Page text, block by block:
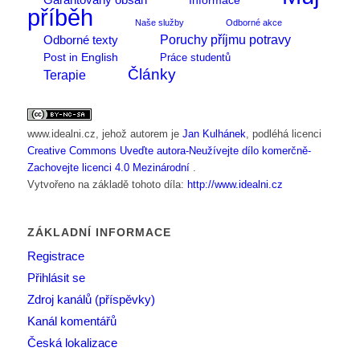
příběh
Naše služby Odborné akce
Odborné texty Poruchy příjmu potravy
Post in English Práce studentů
Terapie Články
www.idealni.cz , jehož autorem je Jan Kulhánek , podléhá licenci
Creative Commons Uveďte autora-Neužívejte dílo komerčně-
Zachovejte licenci 4.0 Mezinárodní
Vytvořeno na základě tohoto díla: http://www.idealni.cz
ZÁKLADNÍ INFORMACE
Registrace
Přihlásit se
Zdroj kanálů (příspěvky)
Kanál komentářů
Česká lokalizace